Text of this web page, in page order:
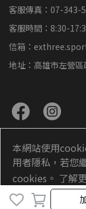
客服傳真：07-343-
客服時間：8:30-
信箱：
地址：高雄市左營
Copyright ©
本網站使用
用者隱私，若您
cookies。 了解